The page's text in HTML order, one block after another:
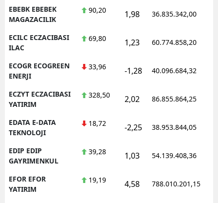
EBEBK EBEBEK
MAGAZACILIK
90,20 1,98 36.835.342,00
ECILC ECZACIBASI
ILAC
69,80 1,23 60.774.858,20
ECOGR ECOGREEN
ENERJI
33,96 -1,28 40.096.684,32
ECZYT ECZACIBASI
YATIRIM
328,50 2,02 86.855.864,25
EDATA E-DATA
TEKNOLOJI
18,72 -2,25 38.953.844,05
EDIP EDIP
GAYRIMENKUL
39,28 1,03 54.139.408,36
EFOR EFOR
YATIRIM
19,19 4,58 788.010.201,15